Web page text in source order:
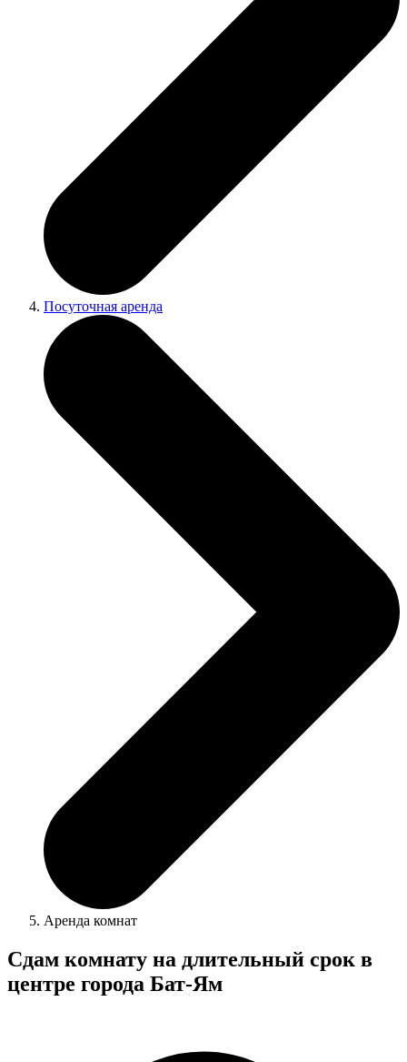
Посуточная аренда
Аренда комнат
Сдам комнату на длительный срок в
центре города Бат-Ям